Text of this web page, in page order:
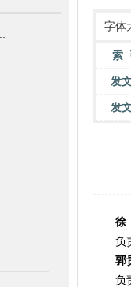
字体
索
发
发
徐
负
郭
负